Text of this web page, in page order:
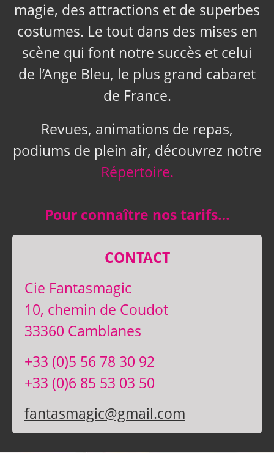
magie, des attractions et de superbes
costumes. Le tout dans des mises en
scène qui font notre succès et celui
de l’Ange Bleu, le plus grand cabaret
de France.
Revues, animations de repas,
podiums de plein air, découvrez notre
Répertoire.
Pour connaître nos tarifs…
CONTACT
Cie Fantasmagic
10, chemin de Coudot
33360 Camblanes
+33 (0)5 56 78 30 92
+33 (0)6 85 53 03 50
fantasmagic@gmail.com